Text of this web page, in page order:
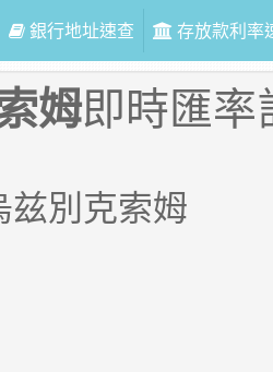
銀行地址速查 存放款利率
姆即時匯率
兹別克索姆